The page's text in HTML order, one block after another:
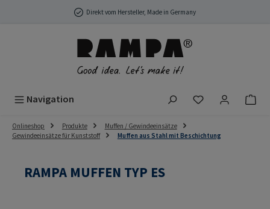
Zum Hauptinhalt springenDirekt vom Hersteller, Made in Germany
Navigation Du hast 0
Onlineshop Produkte
Muffen / Gewindeeinsätze
Gewindeeinsätze für Kunststoff
Muffen aus Stahl mit Beschichtung
RAMPA MUFFEN TYP ES